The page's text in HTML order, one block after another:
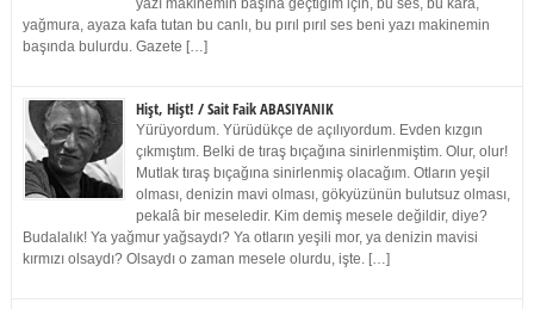
yazı makinemin başına geçtiğim için, bu ses, bu kara,
yağmura, ayaza kafa tutan bu canlı, bu pırıl pırıl ses beni yazı makinemin
başında bulurdu. Gazete […]
Hişt, Hişt! / Sait Faik ABASIYANIK
Yürüyordum. Yürüdükçe de açılıyordum. Evden kızgın
çıkmıştım. Belki de tıraş bıçağına sinirlenmiştim. Olur, olur!
Mutlak tıraş bıçağına sinirlenmiş olacağım. Otların yeşil
olması, denizin mavi olması, gökyüzünün bulutsuz olması,
pekalâ bir meseledir. Kim demiş mesele değildir, diye?
Budalalık! Ya yağmur yağsaydı? Ya otların yeşili mor, ya denizin mavisi
kırmızı olsaydı? Olsaydı o zaman mesele olurdu, işte. […]